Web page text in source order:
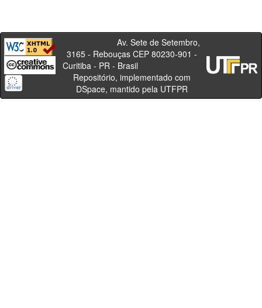
Av. Sete de Setembro,
3165 - Rebouças CEP 80230-901 -
Curitiba - PR - Brasil
Repositório, implementado com
DSpace, mantido pela UTFPR